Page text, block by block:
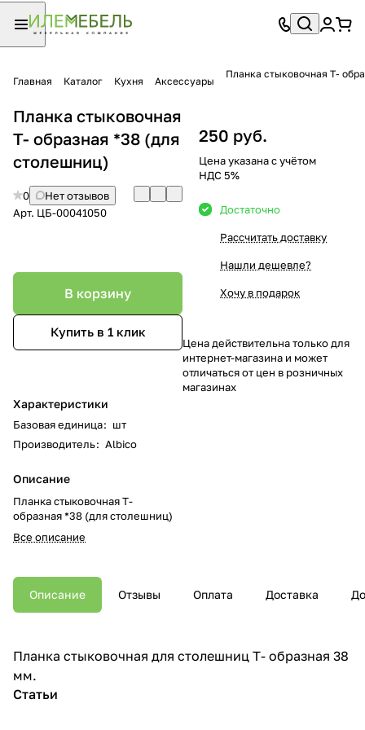
Главная Каталог Кухня Аксессуары
Планка стыковочная Т-
Планка стыковочная
Т- образная *38 (для
столешниц)
0
Нет отзывов
Арт. ЦБ-00041050
В корзину
Купить в 1 клик
Характеристики
Базовая единица: шт
Производитель: Albico
Описание
Планка стыковочная Т-
образная *38 (для столешниц)
Все описание
250 руб.
Цена указана с учётом
НДС 5%
Достаточно
Рассчитать доставку
Нашли дешевле?
Хочу в подарок
Цена действительна только для
интернет-магазина и может
отличаться от цен в розничных
магазинах
Описание Отзывы Оплата Доставка
Планка стыковочная для столешниц Т- образная 38
мм.
Статьи